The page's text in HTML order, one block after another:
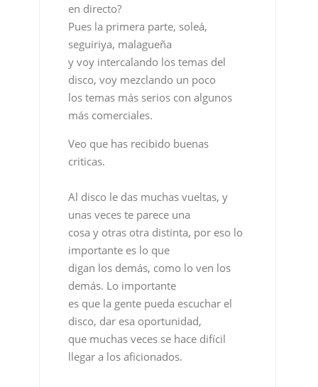
en directo?
Pues la primera parte, soleá,
seguiriya, malagueña
y voy intercalando los temas del
disco, voy mezclando un poco
los temas más serios con algunos
más comerciales.
Veo que has recibido buenas
criticas.
Al disco le das muchas vueltas, y
unas veces te parece una
cosa y otras otra distinta, por eso lo
importante es lo que
digan los demás, como lo ven los
demás. Lo importante
es que la gente pueda escuchar el
disco, dar esa oportunidad,
que muchas veces se hace difícil
llegar a los aficionados.